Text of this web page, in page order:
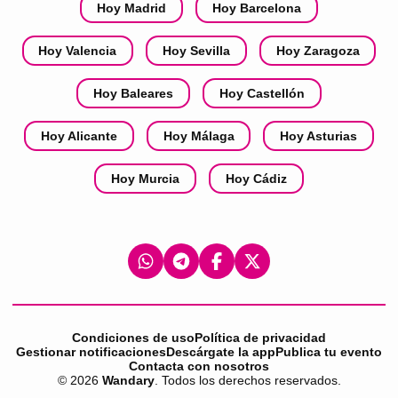
Hoy Madrid Hoy Barcelona
Hoy Valencia Hoy Sevilla Hoy Zaragoza
Hoy Baleares Hoy Castellón
Hoy Alicante Hoy Málaga Hoy Asturias
Hoy Murcia Hoy Cádiz
Condiciones de usoPolítica de privacidad
Gestionar notificacionesDescárgate la appPublica tu evento
Contacta con nosotros
© 2026 Wandary. Todos los derechos reservados.